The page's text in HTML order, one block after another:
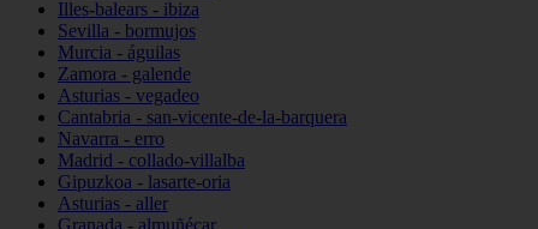
Illes-balears - ibiza
Sevilla - bormujos
Murcia - águilas
Zamora - galende
Asturias - vegadeo
Cantabria - san-vicente-de-la-barquera
Navarra - erro
Madrid - collado-villalba
Gipuzkoa - lasarte-oria
Asturias - aller
Granada - almuñécar